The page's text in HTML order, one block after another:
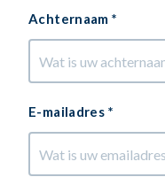
Achternaam *
E-mailadres *